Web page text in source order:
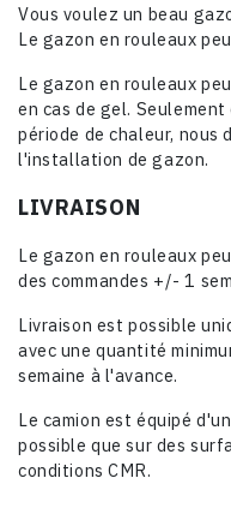
Vous voulez un beau
Le gazon en rouleaux
Le gazon en rouleaux
en cas de gel.
période de chaleur,
l'installation de gazon.
LIVRAISON
Le gazon en rouleaux
des commandes +/- 1
Livraison est possible
avec une quantité
semaine à l'avance.
Le camion est équipé
possible que sur des
conditions CMR.